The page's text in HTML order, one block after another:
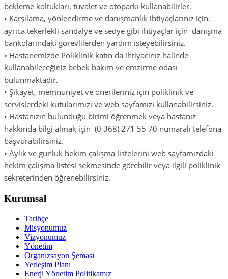
bekleme koltukları, tuvalet ve otoparkı kullanabilirler.
• Karşılama, yönlendirme ve danışmanlık ihtiyaçlarınız için,
ayrıca tekerlekli sandalye ve sedye gibi ihtiyaçlar için danışma
bankolarındaki görevlilerden yardım isteyebilirsiniz.
• Hastanemizde Poliklinik katın da ihtiyacınız halinde
kullanabileceğiniz bebek bakım ve emzirme odası
bulunmaktadır.
• Şikayet, memnuniyet ve önerileriniz için poliklinik ve
servislerdeki kutularımızı ve web sayfamızı kullanabilirsiniz.
• Hastanızın bulunduğu birimi öğrenmek veya hastanız
hakkında bilgi almak için (0 368) 271 55 70 numaralı telefona
başvurabilirsiniz.
• Aylık ve günlük hekim çalışma listelerini web sayfamızdaki
hekim çalışma listesi sekmesinde görebilir veya ilgili poliklinik
sekreterinden öğrenebilirsiniz.
Kurumsal
Tarihçe
Misyonumuz
Vizyonumuz
Yönetim
Organizsayon Şeması
Yerleşim Planı
Enerji Yönetim Politikamız